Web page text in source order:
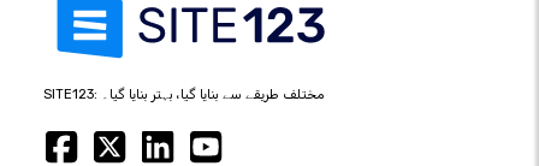
SITE123: مختلف طریقے سے بنایا گیا، بہتر بنایا گیا۔